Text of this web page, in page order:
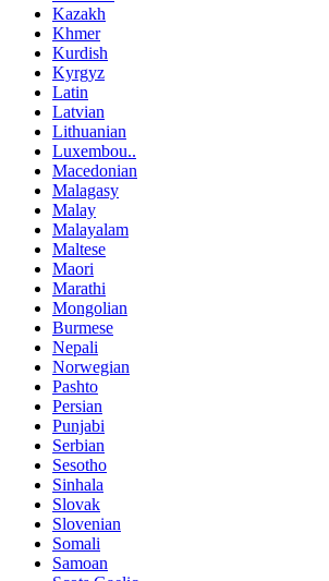
Kazakh
Khmer
Kurdish
Kyrgyz
Latin
Latvian
Lithuanian
Luxembou..
Macedonian
Malagasy
Malay
Malayalam
Maltese
Maori
Marathi
Mongolian
Burmese
Nepali
Norwegian
Pashto
Persian
Punjabi
Serbian
Sesotho
Sinhala
Slovak
Slovenian
Somali
Samoan